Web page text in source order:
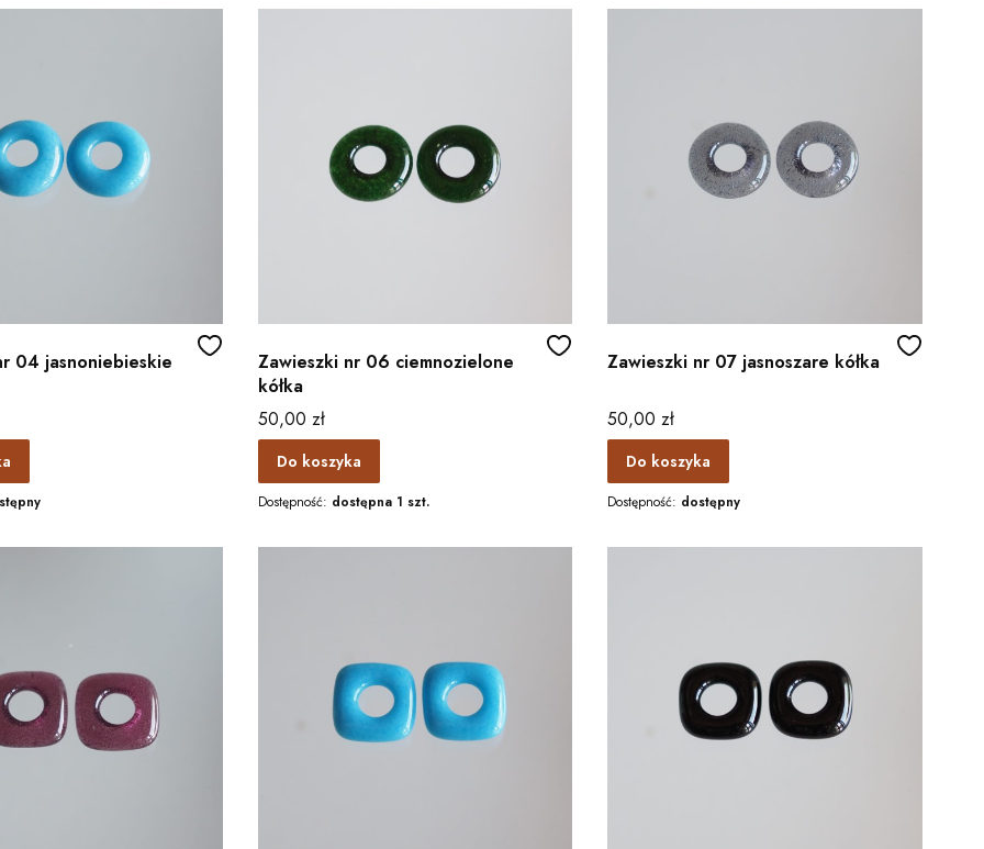
04 jasnoniebieskie
Zawieszki nr 06 ciemnozielone
kółka
Cena
50,00 zł
Do koszyka
Dostępność: dostępna 1 szt.
Zawieszki nr 07 jasnoszare kółka
Cena
50,00 zł
Do koszyka
Dostępność: dostępny